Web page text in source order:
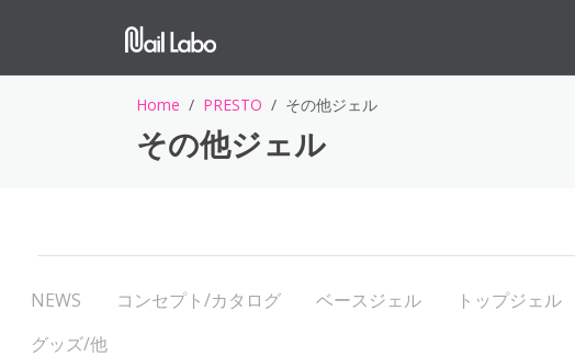
Home PRESTO その他ジェル
その他ジェル
NEWS コンセプト/カタログ ベースジェル トップジェル
グッズ/他